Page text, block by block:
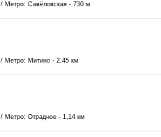
/ Метро: Савёловская - 730 м
/ Метро: Митино - 2,45 км
/ Метро: Отрадное - 1,14 км